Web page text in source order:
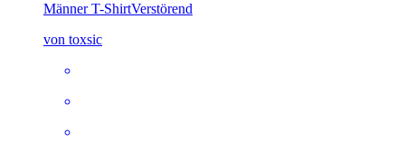
Männer T-ShirtVerstörend
von toxsic